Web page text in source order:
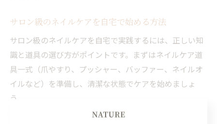
サロン級のネイルケアを自宅で始める方法
サロン級のネイルケアを自宅で実践するには、正しい知
識と道具の選び方がポイントです。まずはネイルケア道
具一式（爪やすり、プッシャー、バッファー、ネイルオ
イルなど）を準備し、清潔な状態でケアを始めましょ
う。
手順としては、ぬるま湯に手を浸して甘皮を柔らかく